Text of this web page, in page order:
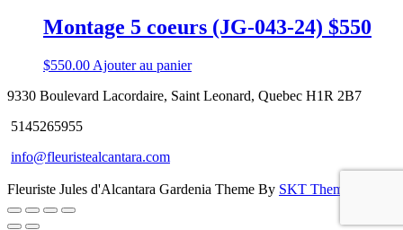
Montage 5 coeurs (JG-043-24) $550
$550.00 Ajouter au panier
9330 Boulevard Lacordaire, Saint Leonard, Quebec H1R 2B7
5145265955
info@fleuristealcantara.com
Fleuriste Jules d'Alcantara Gardenia Theme By SKT Themes